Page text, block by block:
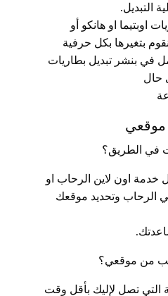
التبديل.
اوبتيما او هانكو أو
بتغيرها بكل حرفية
في بنشر تبديل بطاريات
حال
موقعي
في الطريق؟
خدمة اون لاين الرحاب او
الرحاب وتحديد موقعك
من موقعي؟
التي تصل لإليك بأقل وقت